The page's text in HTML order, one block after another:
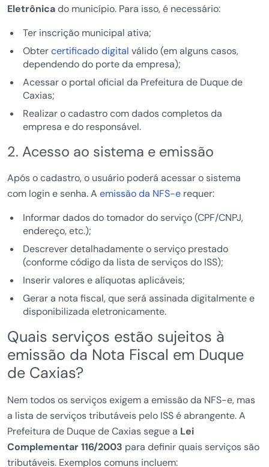
Eletrônicado município. Para isso, é necessário:
Ter inscrição municipal ativa;
Obtercertificado digital válido (em alguns casos,
dependendo do porte da empresa);
Acessar o portal oficial da Prefeitura de Duque de
Caxias;
Realizar o cadastro com dados completos da
empresa e do responsável.
2. Acesso ao sistema e emissão
Após o cadastro, o usuário poderá acessar o sistema
com login e senha. A emissão da NFS-e requer:
Informar dados do tomador do serviço (CPF/CNPJ,
endereço, etc.);
Descrever detalhadamente o serviço prestado
(conforme código da lista de serviços do ISS);
Inserir valores e alíquotas aplicáveis;
Gerar a nota fiscal, que será assinada digitalmente e
disponibilizada eletronicamente.
Quais serviços estão sujeitos à
emissão da Nota Fiscal em Duque
de Caxias?
Nem todos os serviços exigem a emissão da NFS-e, mas
a lista de serviços tributáveis pelo ISS é abrangente. A
Prefeitura de Duque de Caxias segue a Lei
Complementar 116/2003 para definir quais serviços são
tributáveis. Exemplos comuns incluem: